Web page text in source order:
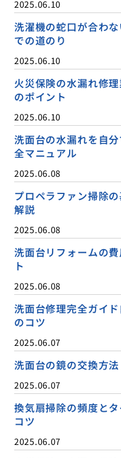
2025.06.10
洗濯機の蛇口が合わ
での道のり
2025.06.10
火災保険の水漏れ修
のポイント
2025.06.10
洗面台の水漏れを自
全マニュアル
2025.06.08
プロペラファン掃除
解説
2025.06.08
洗面台リフォームの
ト
2025.06.08
洗面台修理完全ガイ
のコツ
2025.06.07
洗面台の鏡の交換方
2025.06.07
換気扇掃除の頻度と
コツ
2025.06.07